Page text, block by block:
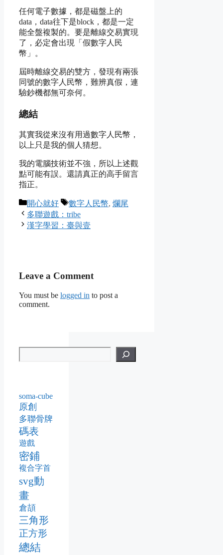
任何電子數據，都是磁盤上的
data，data往下是block，都是一定
能全盤複製的。要是離線交易實現
了，必定會出現「假數字人民
幣」。
屆時離線交易的雙方，發現有兩張
同號的數字人民幣，難辨真假，連
驗鈔機都無可奈何。
總結
其實我從來沒有用過數字人民幣，
以上只是我的個人猜想。
我的電腦技術並不強，所以上述觀
點可能有誤。還請真正的高手留言
指正。
Categories
開心就好 Tags
數字人民幣, 爛尾
多聯遊戲：tribe
漢字學習：臺與壹
Leave a Comment
You must be logged in to post a
comment.
soma-cube
原創
多聯骨牌
碼表
遊戲
密鋪
複合字首
svg動
畫
倉頡
三角形
正方形
總結